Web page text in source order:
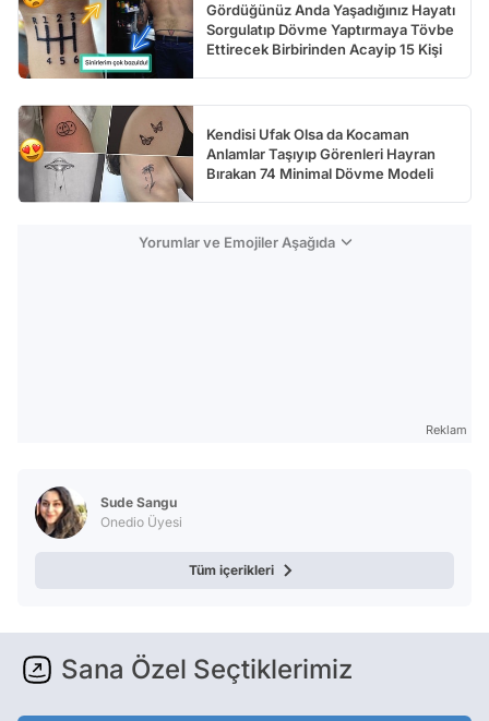
Gördüğünüz Anda Yaşadığınız Hayatı
Sorgulatıp Dövme Yaptırmaya Tövbe
Ettirecek Birbirinden Acayip 15 Kişi
Kendisi Ufak Olsa da Kocaman
Anlamlar Taşıyıp Görenleri Hayran
Bırakan 74 Minimal Dövme Modeli
Yorumlar ve Emojiler Aşağıda
Reklam
Sude Sangu
Onedio Üyesi
Tüm içerikleri
Sana Özel Seçtiklerimiz